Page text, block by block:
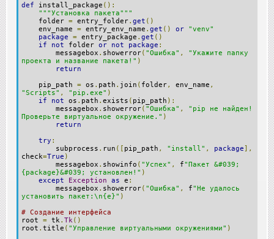
def install_package ():
"""Установка пакета"""
folder = entry_folder. get ()
env_name = entry_env_name . get () or
"venv"
package
= entry_package . get ()
if
not folder or not package :
messagebox . showerror( "Ошибка" ,
"Укажите папку
проекта и название пакета!" )
return
pip_path = os . path . join ( folder, env_name ,
"Scripts" , "pip.exe" )
if
not os . path . exists ( pip_path ):
messagebox . showerror( "Ошибка" ,
"pip не найден!
Проверьте виртуальное окружение." )
return
try :
subprocess . run ([ pip_path , "install" , package],
check=True )
messagebox . showinfo ( "Успех" , f"Пакет &#039;
{package}&#039; установлен!" )
except
Exception as e :
messagebox . showerror( "Ошибка" , f"Не удалось
установить пакет:\n{e}" )
# Создание интерфейса
root = tk. Tk()
root . title ( "Управление виртуальными окружениями" )